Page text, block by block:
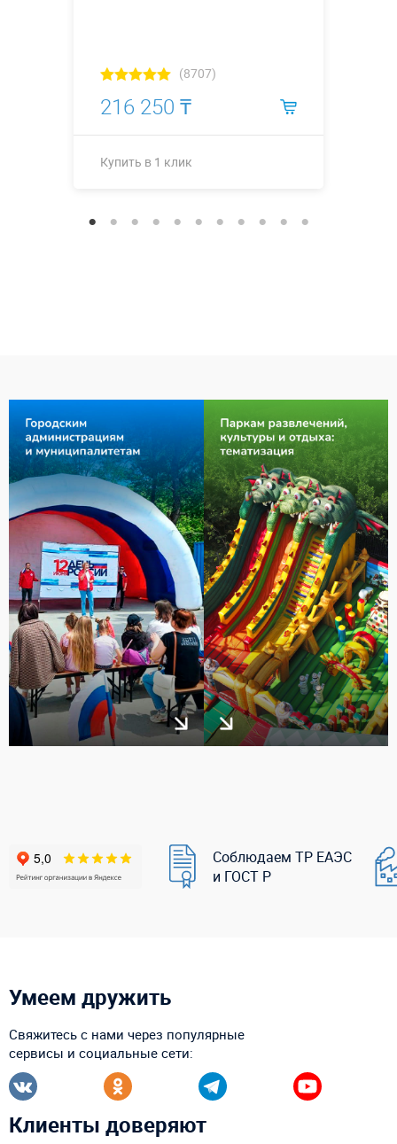
(8707)
216 250 ₸
Купить в 1 клик
Соблюдаем ТР ЕАЭС
и ГОСТ Р
Умеем дружить
Свяжитесь с нами через популярные
сервисы и социальные сети:
Клиенты доверяют